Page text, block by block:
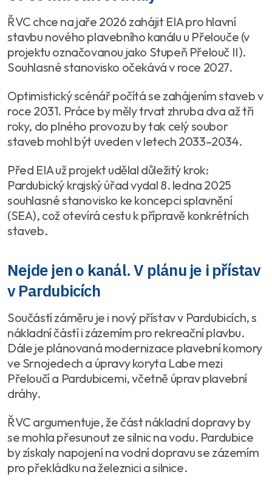
ŘVC chce na jaře 2026 zahájit EIA pro hlavní
stavbu nového plavebního kanálu u Přelouče (v
projektu označovanou jako Stupeň Přelouč II).
Souhlasné stanovisko očekává v roce 2027.
Optimistický scénář počítá se zahájením staveb v
roce 2031. Práce by měly trvat zhruba dva až tři
roky, do plného provozu by tak celý soubor
staveb mohl být uveden v letech 2033–2034.
Před EIA už projekt udělal důležitý krok:
Pardubický krajský úřad vydal 8. ledna 2025
souhlasné stanovisko ke koncepci splavnění
(SEA), což otevírá cestu k přípravě konkrétních
staveb.
Nejde jen o kanál. V plánu je i přístav
v Pardubicích
Součástí záměru je i nový přístav v Pardubicích, s
nákladní částí i zázemím pro rekreační plavbu.
Dále je plánovaná modernizace plavební komory
ve Srnojedech a úpravy koryta Labe mezi
Přeloučí a Pardubicemi, včetně úprav plavební
dráhy.
ŘVC argumentuje, že část nákladní dopravy by
se mohla přesunout ze silnic na vodu. Pardubice
by získaly napojení na vodní dopravu se zázemím
pro překládku na železnici a silnice.